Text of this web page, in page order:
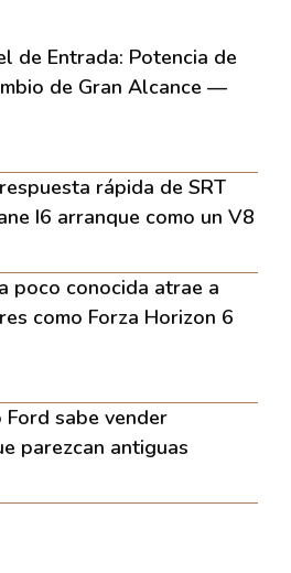
de Entrada: Potencia de
de Gran Alcance —
rápida de SRT
I6 arranque como un V8
poco conocida atrae a
como Forza Horizon 6
Ford sabe vender
parezcan antiguas